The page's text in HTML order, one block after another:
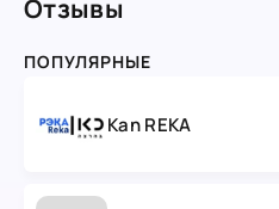
Отзывы
ПОПУЛЯРНЫЕ
Kan REKA